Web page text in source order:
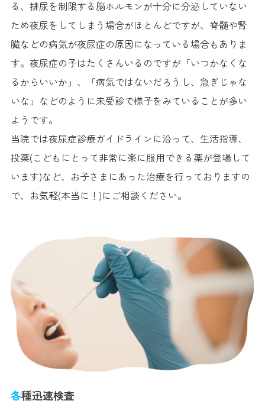
る、排尿を制限する脳ホルモンが十分に分泌していない
ため夜尿をしてしまう場合がほとんどですが、脊髄や腎
臓などの病気が夜尿症の原因になっている場合もありま
す。夜尿症の子はたくさんいるのですが「いつかなくな
るからいいか」、「病気ではないだろうし、急ぎじゃな
いな」などのように未受診で様子をみていることが多い
ようです。
当院では夜尿症診療ガイドラインに沿って、生活指導、
投薬(こどもにとって非常に楽に服用できる薬が登場して
います)など、お子さまにあった治療を行っておりますの
で、お気軽(本当に！)にご相談ください。
各種迅速検査